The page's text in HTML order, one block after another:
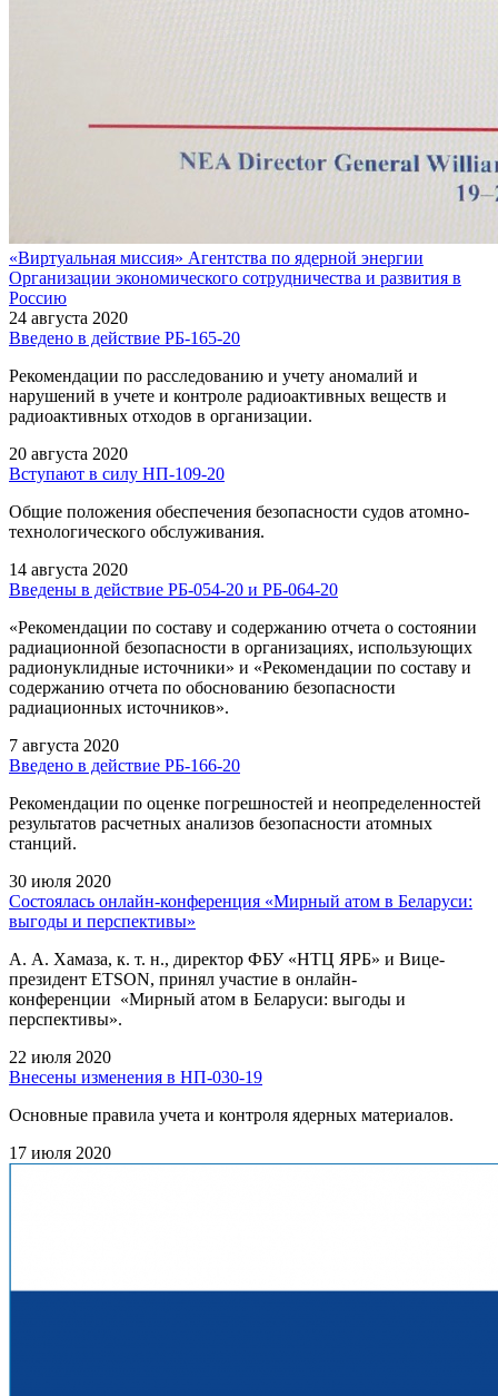
«Виртуальная миссия» Агентства по ядерной энергии
Организации экономического сотрудничества и развития в
Россию
24 августа 2020
Введено в действие РБ-165-20
Рекомендации по расследованию и учету аномалий и
нарушений в учете и контроле радиоактивных веществ и
радиоактивных отходов в организации.
20 августа 2020
Вступают в силу НП-109-20
Общие положения обеспечения безопасности судов атомно-
технологического обслуживания.
14 августа 2020
Введены в действие РБ-054-20 и РБ-064-20
«Рекомендации по составу и содержанию отчета о состоянии
радиационной безопасности в организациях, использующих
радионуклидные источники» и «Рекомендации по составу и
содержанию отчета по обоснованию безопасности
радиационных источников».
7 августа 2020
Введено в действие РБ-166-20
Рекомендации по оценке погрешностей и неопределенностей
результатов расчетных анализов безопасности атомных
станций.
30 июля 2020
Состоялась онлайн-конференция «Мирный атом в Беларуси:
выгоды и перспективы»
А. А. Хамаза, к. т. н., директор ФБУ «НТЦ ЯРБ» и Вице-
президент ETSON, принял участие в онлайн-
конференции «Мирный атом в Беларуси: выгоды и
перспективы».
22 июля 2020
Внесены изменения в НП-030-19
Основные правила учета и контроля ядерных материалов.
17 июля 2020